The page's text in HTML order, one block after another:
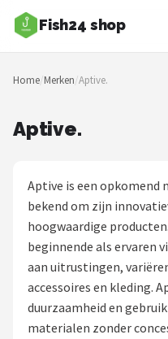
Fish24 shop
Zoeken
NAVIGATIE
Blog
Hengelsoorten
Hengels
Molens
Home/Merken/Aptive.
Aptive.
Aptive is een opkomend
bekend om zijn
hoogwaardige
beginnende als ervaren
aan uitrustingen,
accessoires en kleding.
duurzaamheid en
materialen zonder